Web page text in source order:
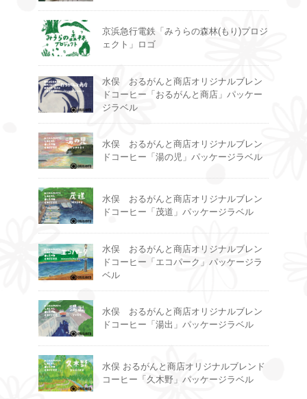
京浜急行電鉄「みうらの森林(もり)プロジ
ェクト」ロゴ
水俣 おるがんと商店オリジナルブレン
ドコーヒー「おるがんと商店」パッケー
ジラベル
水俣 おるがんと商店オリジナルブレン
ドコーヒー「湯の児」パッケージラベル
水俣 おるがんと商店オリジナルブレン
ドコーヒー「茂道」パッケージラベル
水俣 おるがんと商店オリジナルブレン
ドコーヒー「エコパーク」パッケージラ
ベル
水俣 おるがんと商店オリジナルブレン
ドコーヒー「湯出」パッケージラベル
水俣 おるがんと商店オリジナルブレンド
コーヒー「久木野」パッケージラベル